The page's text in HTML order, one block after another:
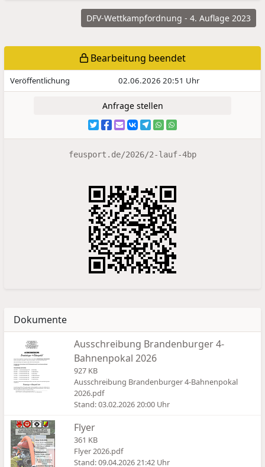
DFV-Wettkampfordnung - 4. Auflage 2023
Bearbeitung beendet
Veröffentlichung 02.06.2026 20:51 Uhr
Anfrage stellen
feusport.de/2026/2-lauf-4bp
Dokumente
Ausschreibung Brandenburger 4-
Bahnenpokal 2026
927 KB
Ausschreibung Brandenburger 4-Bahnenpokal
2026.pdf
Stand: 03.02.2026 20:00 Uhr
Flyer
361 KB
Flyer 2026.pdf
Stand: 09.04.2026 21:42 Uhr